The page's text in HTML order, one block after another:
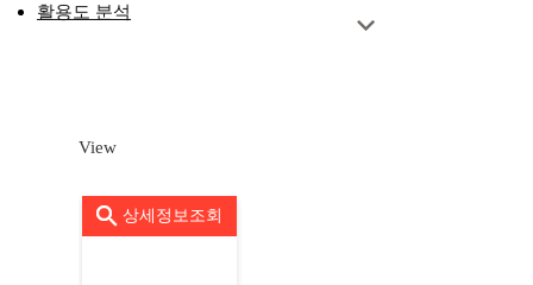
활용도 분석
View
상세정보조회